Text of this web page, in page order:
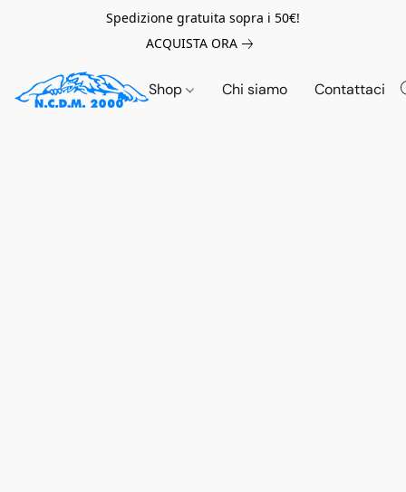
Spedizione gratuita sopra i 50€!
ACQUISTA ORA
Shop Chi siamo Contattaci